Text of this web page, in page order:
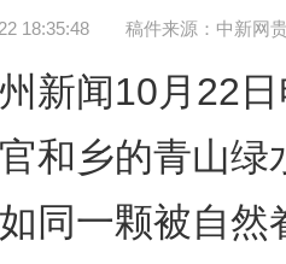
18:35:48 稿件来源：中新网
闻10月22日
和乡的青山绿
同一颗被自然